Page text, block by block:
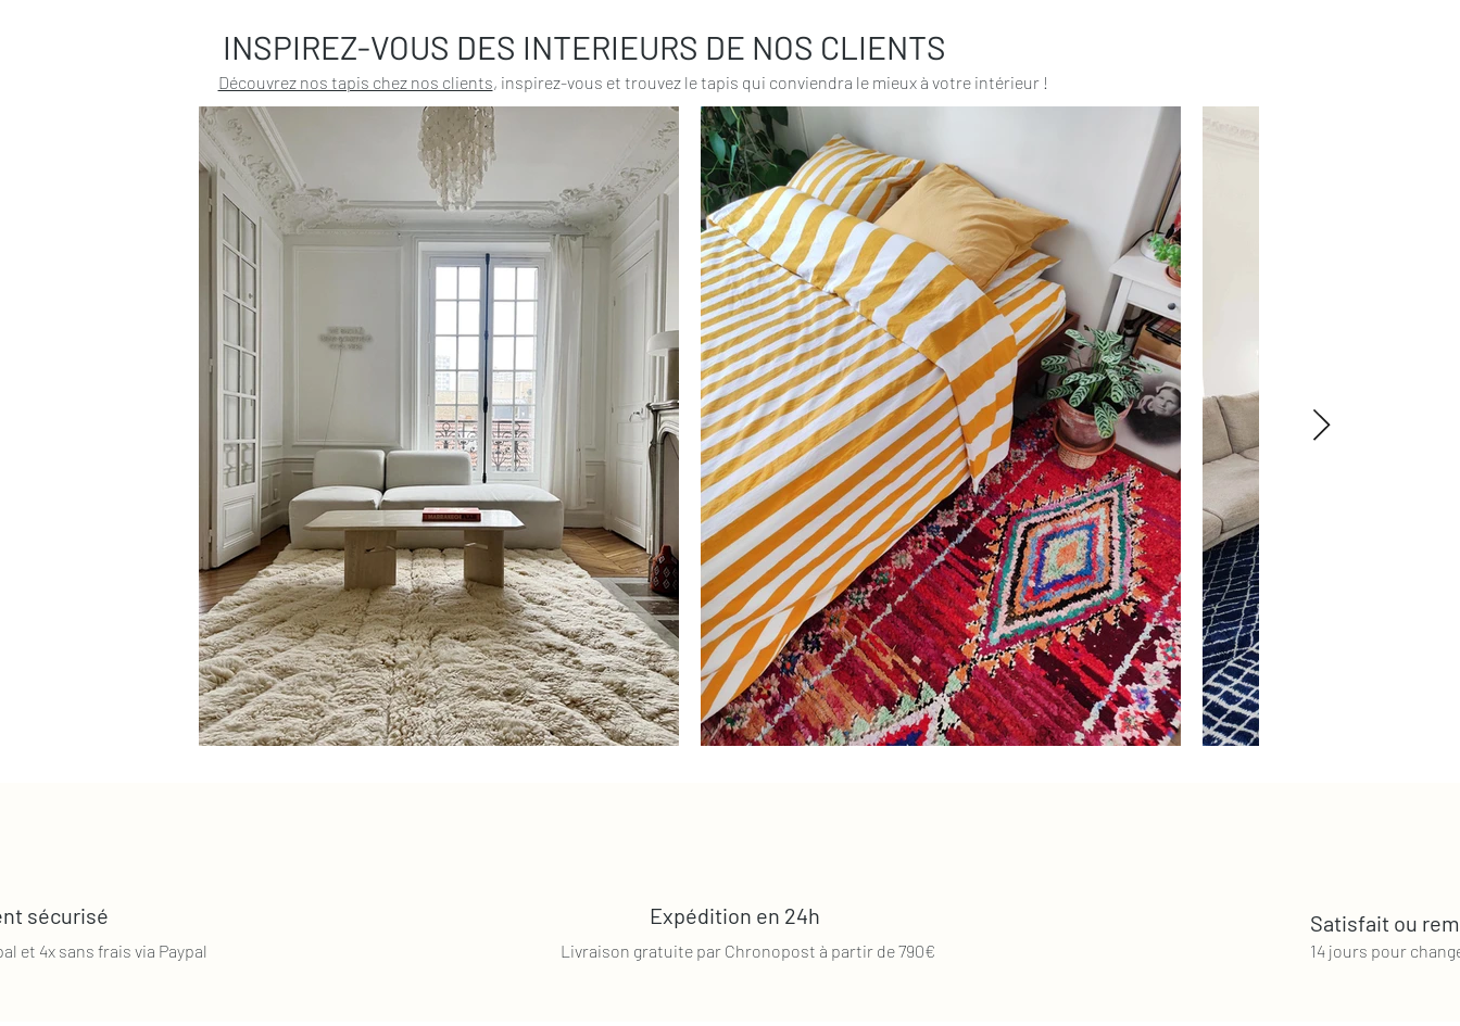
INSPIREZ-VOUS DES INTERIEURS DE NOS CLIENTS
Découvrez nos tapis chez nos clients, inspirez-vous et trouvez le tapis qui conviendra le mieux à votre intérieur !
sécurisé
et 4x sans frais via Paypal
Expédition en 24h
Livraison gratuite par Chronopost à partir de 790€
Satisfait ou
14 jours pour